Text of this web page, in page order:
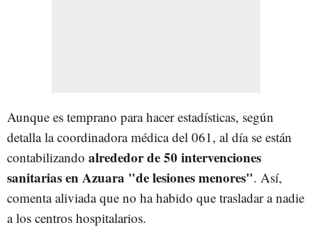
Aunque es temprano para hacer estadísticas, según
detalla la coordinadora médica del 061, al día se están
contabilizando alrededor de 50 intervenciones
sanitarias en Azuara "de lesiones menores". Así,
comenta aliviada que no ha habido que trasladar a nadie
a los centros hospitalarios.